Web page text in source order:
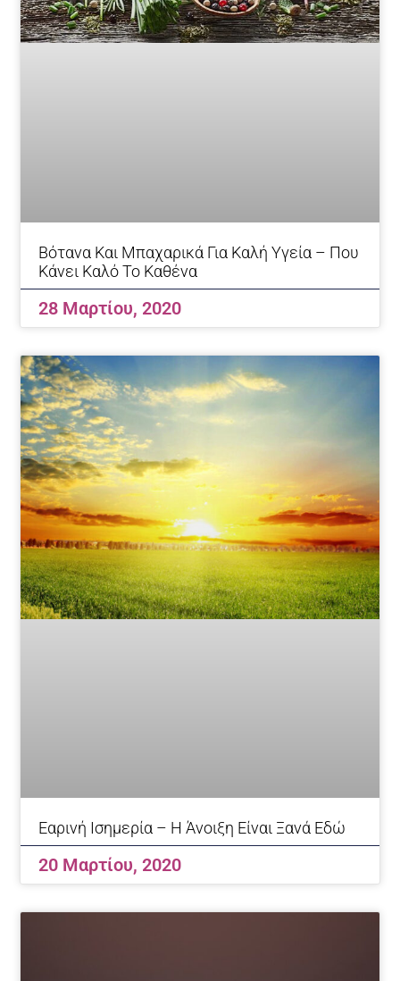
Βότανα Και Μπαχαρικά Για Καλή Υγεία – Που
Κάνει Καλό Το Καθένα
28 Μαρτίου, 2020
Eαρινή Ισημερία – Η Άνοιξη Είναι Ξανά Εδώ
20 Μαρτίου, 2020